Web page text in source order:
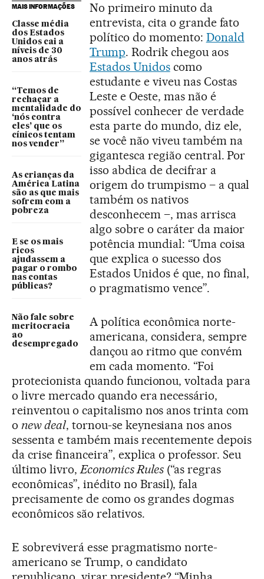
MAIS INFORMAÇÕES
Classe média
dos Estados
Unidos cai a
níveis de 30
anos atrás
“Temos de
rechaçar a
mentalidade do
‘nós contra
eles’ que os
cínicos tentam
nos vender”
As crianças da
América Latina
são as que mais
sofrem com a
pobreza
E se os mais
ricos
ajudassem a
pagar o rombo
nas contas
públicas?
Não fale sobre
meritocracia
ao
desempregado
No primeiro minuto da
entrevista, cita o grande fato
político do momento: Donald
Trump. Rodrik chegou aos
Estados Unidoscomo
estudante e viveu nas Costas
Leste e Oeste, mas não é
possível conhecer de verdade
esta parte do mundo, diz ele,
se você não viveu também na
gigantesca região central. Por
isso abdica de decifrar a
origem do trumpismo – a qual
também os nativos
desconhecem –, mas arrisca
algo sobre o caráter da maior
potência mundial: “Uma coisa
que explica o sucesso dos
Estados Unidos é que, no final,
o pragmatismo vence”.
A política econômica norte-
americana, considera, sempre
dançou ao ritmo que convém
em cada momento. “Foi
protecionista quando funcionou, voltada para
o livre mercado quando era necessário,
reinventou o capitalismo nos anos trinta com
o new deal, tornou-se keynesiana nos anos
sessenta e também mais recentemente depois
da crise financeira”, explica o professor. Seu
último livro,Economics Rules (“as regras
econômicas”, inédito no Brasil), fala
precisamente de como os grandes dogmas
econômicos são relativos.
E sobreviverá esse pragmatismo norte-
americano se Trump, o candidato